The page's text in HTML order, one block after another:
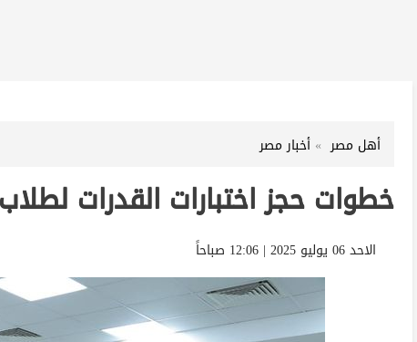
أهل مصر أخبار مصر
خطوات حجز اختبارات القدرات لطلاب
الاحد 06 يوليو 2025 | 12:06 صباحاً